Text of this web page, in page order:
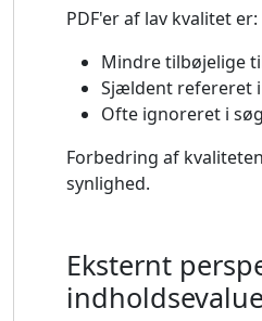
PDF'er af lav kvalitet er:
Mindre tilbøjelige
Sjældent refereret
Ofte ignoreret i
Forbedring af
synlighed.
Eksternt